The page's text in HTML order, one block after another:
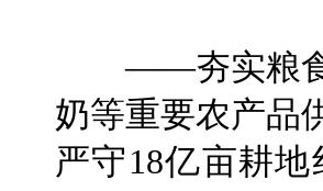
——夯实粮食
奶等重要农产品
严守18亿亩耕